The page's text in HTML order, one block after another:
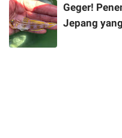
Geger!
Jepang